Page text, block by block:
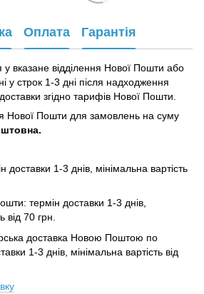
Оплата Гарантія
у вказане відділення Нової Пошти або
у строк 1-3 дні після надходження
згідно тарифів Нової Пошти.
Нової Пошти для замовлень на суму
1-3 днів, мінімальна вартість
термін доставки 1-3 днів,
від 70 грн.
доставка Новою Поштою по
1-3 днів, мінімальна вартість від